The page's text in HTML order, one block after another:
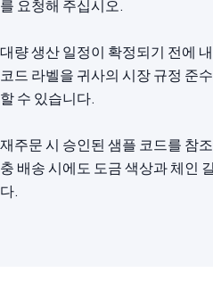
를 요청해 주십시오.
대량 생산 일정이 확정되기 전에
코드 라벨을 귀사의 시장 규정 준
할 수 있습니다.
재주문 시 승인된 샘플 코드를 참
충 배송 시에도 도금 색상과 체인
다.